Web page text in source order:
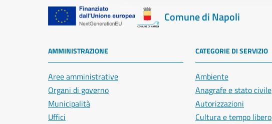
Comune di Napoli
AMMINISTRAZIONE
Aree amministrative
Organi di governo
Municipalità
Uffici
CATEGORIE DI SERVIZIO
Ambiente
Anagrafe e stato civile
Autorizzazioni
Cultura e tempo libero